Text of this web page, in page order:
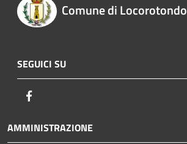
Comune di Locorotondo
SEGUICI SU
AMMINISTRAZIONE